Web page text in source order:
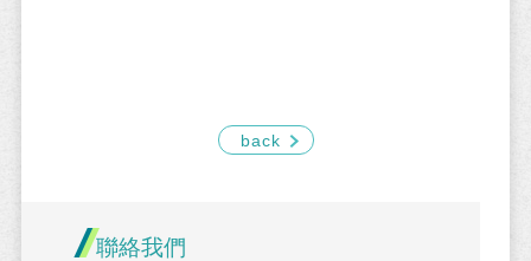
back
聯絡我們